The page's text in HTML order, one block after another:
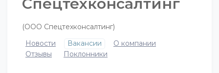
Спецтехконсалтинг
(ООО Спецтехконсалтинг)
Новости
Вакансии
О компании
Отзывы
Поклонники